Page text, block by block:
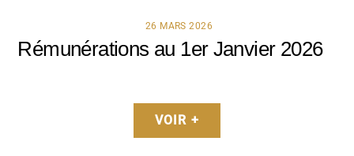
26 MARS 2026
Rémunérations au 1er Janvier 2026
VOIR +